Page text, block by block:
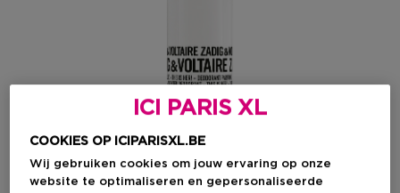
ICI PARIS XL
COOKIES OP ICIPARISXL.BE
Wij gebruiken cookies om jouw ervaring op onze
website te optimaliseren en gepersonaliseerde